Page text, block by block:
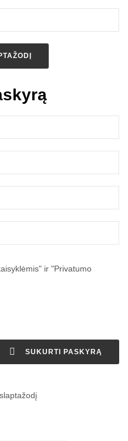
ir "Privatumo
 SUKURTI PASKYRĄ